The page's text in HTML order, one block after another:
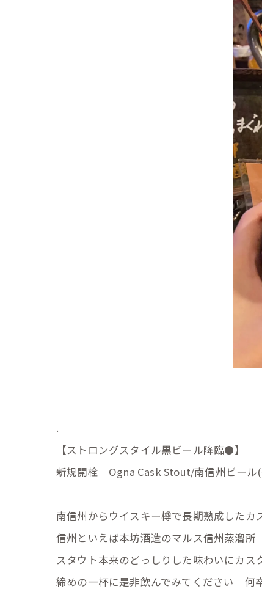
.
【ストロングスタイル黒ビール降臨⚫️】
新規開栓 Ogna Cask Stout/南信州ビール
南信州からウイスキー樽で長期熟成したカ
信州といえば本坊酒造のマルス信州蒸溜
スタウト本来のどっしりした味わいにカ
締めの一杯に是非飲んでみてください 何